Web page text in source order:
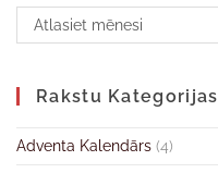
Atlasiet mēnesi
Rakstu Kategorijas
Adventa Kalendārs (4)